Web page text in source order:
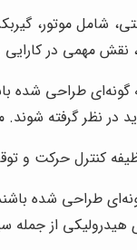
شامل موتور،
مهمی در کارایی
گونه‌ای طراحی شده
در نظر گرفته شوند.
کنترل حرکت و
طراحی شده
از جمله